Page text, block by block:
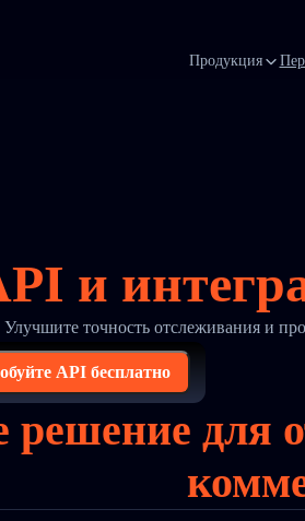
Продукция
и
Улучшите точность отслеживания и
API бесплатно
решение для